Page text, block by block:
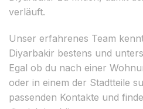
verläuft.
Unser erfahrenes Team
Diyarbakir bestens und
Egal ob du nach einer
oder in einem der Stadtteile
passenden Kontakte und